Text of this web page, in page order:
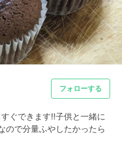
フォローする
ぐできます!!子供と一緒に
ので分量ふやしたかったら